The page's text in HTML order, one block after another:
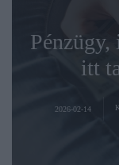
itt
2026-02-14